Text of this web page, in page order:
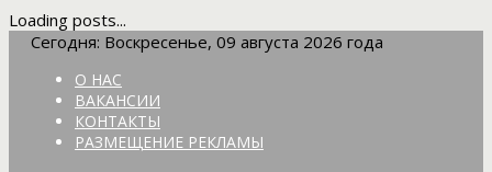
Loading posts...
Сегодня: Воскресенье, 09 августа 2026 года
О НАС
ВАКАНСИИ
КОНТАКТЫ
РАЗМЕЩЕНИЕ РЕКЛАМЫ